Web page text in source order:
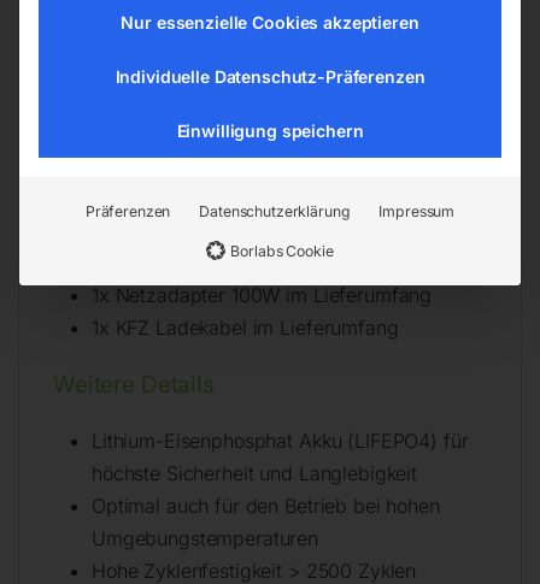
Schutzart IP21
Schutzfunktionen:
– Überspannung
– Überladung
– Untertemperatur
1x Netzadapter 100W im Lieferumfang
1x KFZ Ladekabel im Lieferumfang
Weitere Details
Lithium-Eisenphosphat Akku (LIFEPO4) für
höchste Sicherheit und Langlebigkeit
Optimal auch für den Betrieb bei hohen
Umgebungstemperaturen
Hohe Zyklenfestigkeit > 2500 Zyklen
Nur essenzielle Cookies akzeptieren
Individuelle Datenschutz-Präferenzen
Einwilligung speichern
Präferenzen Datenschutzerklärung Impressum
Borlabs Cookie